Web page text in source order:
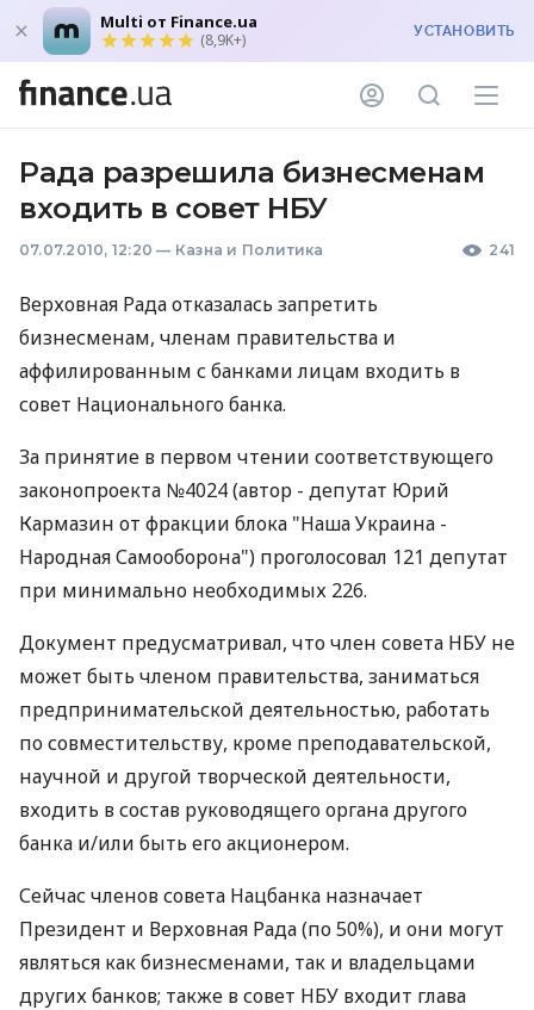
Multi от Finance.ua
(8,9K+) УСТАНОВИТЬ
Рада разрешила бизнесменам
входить в совет НБУ
07.07.2010, 12:20 — Казна и Политика 241
Верховная Рада отказалась запретить
бизнесменам, членам правительства и
аффилированным с банками лицам входить в
совет Национального банка.
За принятие в первом чтении соответствующего
законопроекта №4024 (автор - депутат Юрий
Кармазин от фракции блока "Наша Украина -
Народная Самооборона") проголосовал 121 депутат
при минимально необходимых 226.
Документ предусматривал, что член совета НБУ не
может быть членом правительства, заниматься
предпринимательской деятельностью, работать
по совместительству, кроме преподавательской,
научной и другой творческой деятельности,
входить в состав руководящего органа другого
банка и/или быть его акционером.
Сейчас членов совета Нацбанка назначает
Президент и Верховная Рада (по 50%), и они могут
являться как бизнесменами, так и владельцами
других банков; также в совет НБУ входит глава